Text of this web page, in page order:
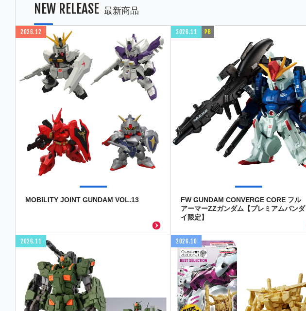
NEW RELEASE 最新商品
2026.12
MOBILITY JOINT GUNDAM VOL.13
2026.11 PB
FW GUNDAM CONVERGE CORE フル
アーマーZZガンダム【プレミアムバンダ
イ限定】
2026.11 2026.10